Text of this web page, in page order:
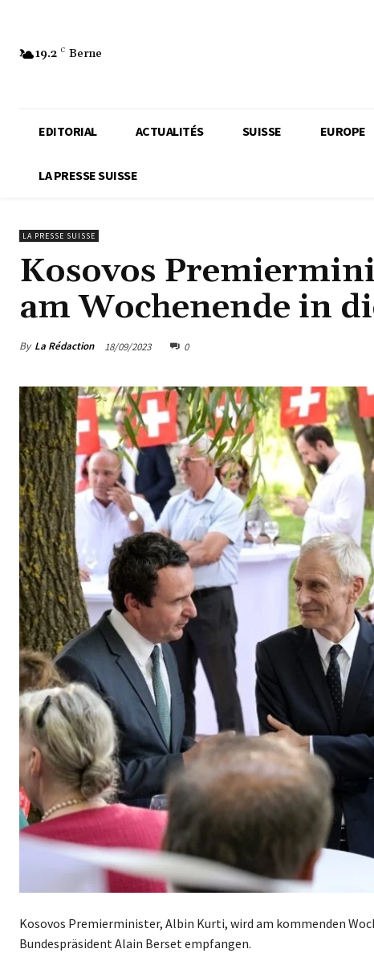
19.2 C Berne
EDITORIAL ACTUALITÉS SUISSE EUROPE
LA PRESSE SUISSE
LA PRESSE SUISSE
Kosovos
am Wochenende in
By La Rédaction 18/09/2023 0
Kosovos Premierminister, Albin Kurti, wird am kommenden
Bundespräsident Alain Berset empfangen.